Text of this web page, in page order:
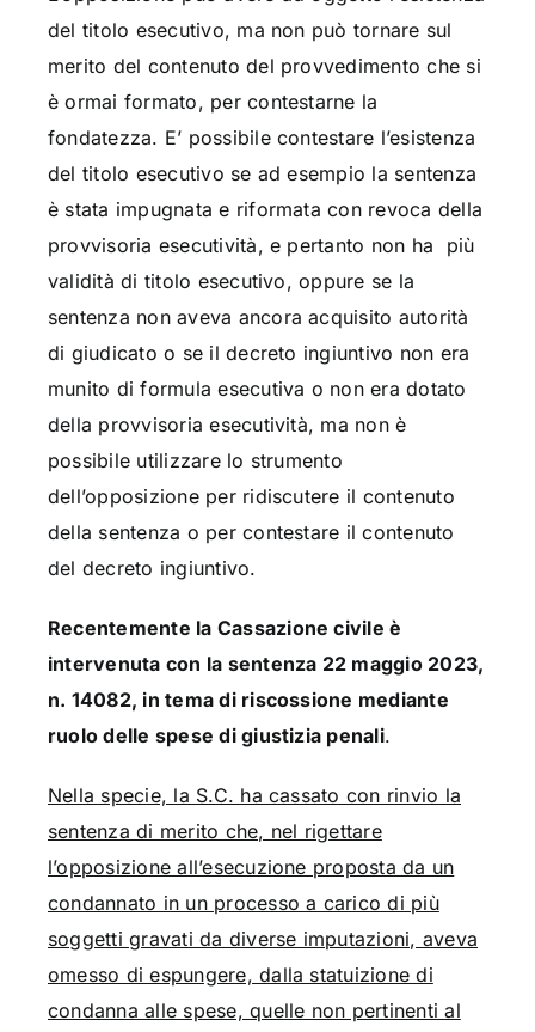
del titolo esecutivo, ma non può tornare sul
merito del contenuto del provvedimento che si
è ormai formato, per contestarne la
fondatezza. E’ possibile contestare l’esistenza
del titolo esecutivo se ad esempio la sentenza
è stata impugnata e riformata con revoca della
provvisoria esecutività, e pertanto non ha più
validità di titolo esecutivo, oppure se la
sentenza non aveva ancora acquisito autorità
di giudicato o se il decreto ingiuntivo non era
munito di formula esecutiva o non era dotato
della provvisoria esecutività, ma non è
possibile utilizzare lo strumento
dell’opposizione per ridiscutere il contenuto
della sentenza o per contestare il contenuto
del decreto ingiuntivo.
Recentemente la Cassazione civile è
intervenuta con la sentenza 22 maggio 2023,
n. 14082, in tema di riscossione mediante
ruolo delle spese di giustizia penali.
Nella specie, la S.C. ha cassato con rinvio la
sentenza di merito che, nel rigettare
l’opposizione all’esecuzione proposta da un
condannato in un processo a carico di più
soggetti gravati da diverse imputazioni, aveva
omesso di espungere, dalla statuizione di
condanna alle spese, quelle non pertinenti al